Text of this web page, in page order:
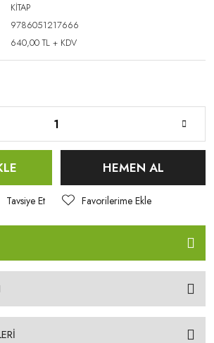
KİTAP
9786051217666
640,00 TL + KDV
HEMEN AL
Tavsiye Et